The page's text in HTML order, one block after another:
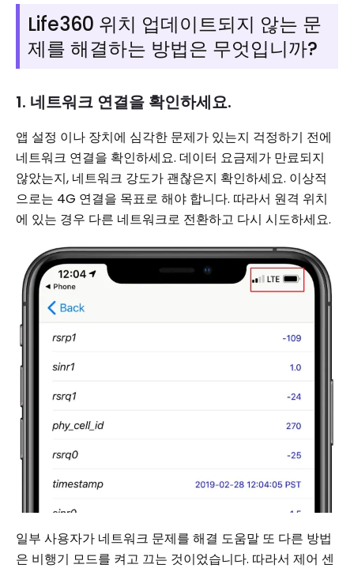
Life360 위치 업데이트되지 않는 문
제를 해결하는 방법은 무엇입니까?
1. 네트워크 연결을 확인하세요.
앱 설정 이나 장치에 심각한 문제가 있는지 걱정하기 전에
네트워크 연결을 확인하세요. 데이터 요금제가 만료되지
않았는지, 네트워크 강도가 괜찮은지 확인하세요. 이상적
으로는 4G 연결을 목표로 해야 합니다. 따라서 원격 위치
에 있는 경우 다른 네트워크로 전환하고 다시 시도하세요.
일부 사용자가 네트워크 문제를 해결 도움말 또 다른 방법
은 비행기 모드를 켜고 끄는 것이었습니다. 따라서 제어 센